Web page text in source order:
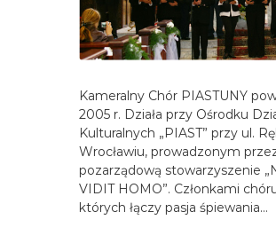
Kameralny Chór PIASTUNY
2005 r. Działa przy Ośrodku
Kulturalnych „PIAST” przy ul.
Wrocławiu, prowadzonym
pozarządową stowarzyszenie
VIDIT HOMO”. Członkami
których łączy pasja śpiewania…